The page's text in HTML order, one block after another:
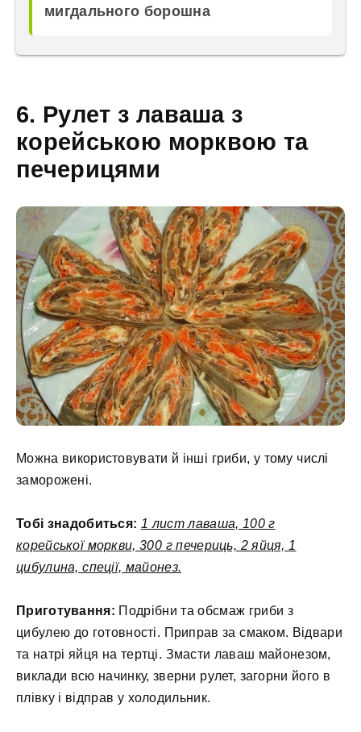
мигдального борошна
6. Рулет з лаваша з
корейською морквою та
печерицями
Можна використовувати й інші гриби, у тому числі
заморожені.
Тобі знадобиться: 1 лист лаваша, 100 г
корейської моркви, 300 г печериць, 2 яйця, 1
цибулина, спеції, майонез.
Приготування: Подрібни та обсмаж гриби з
цибулею до готовності. Приправ за смаком. Відвари
та натрі яйця на тертці. Змасти лаваш майонезом,
виклади всю начинку, зверни рулет, загорни його в
плівку і відправ у холодильник.